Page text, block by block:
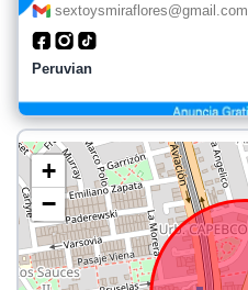
sextoysmiraflores@gmail.com
Peruvian
+
−